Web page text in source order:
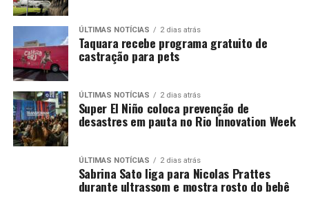
ÚLTIMAS NOTÍCIAS 2 dias atrás
Taquara recebe programa gratuito de
castração para pets
ÚLTIMAS NOTÍCIAS 2 dias atrás
Super El Niño coloca prevenção de
desastres em pauta no Rio Innovation Week
ÚLTIMAS NOTÍCIAS 2 dias atrás
Sabrina Sato liga para Nicolas Prattes
durante ultrassom e mostra rosto do bebê